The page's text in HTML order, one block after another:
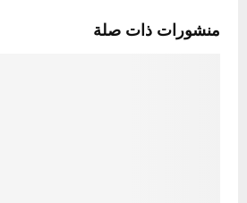
منشورات ذات صلة